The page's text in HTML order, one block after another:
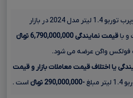
2024 در بازار
و باقیمت نمایندگی6,790,000,000 تومانءءء
واگن عرضه می شود.
یا اختلاف قیمت معاملات بازار و قیمت
-290,000,000 تومانءءء است .